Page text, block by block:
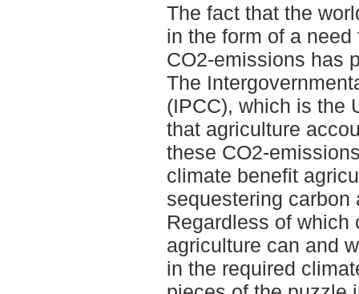
The fact that the
in the form of a
CO2-emissions has
The
(IPCC), which is the
that agriculture
these CO2-
climate benefit
sequestering carbon
Regardless of
agriculture can and
in the required